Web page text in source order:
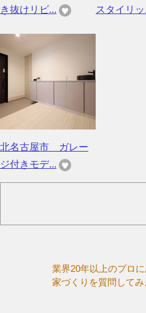
き抜けリビ...
スタイリッ
北名古屋市 ガレー
ジ付きモデ...
業界20年以上のプロ
家づくりを質問してみ